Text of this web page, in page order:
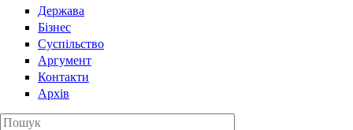
Держава
Бізнес
Суспільство
Аргумент
Контакти
Архів